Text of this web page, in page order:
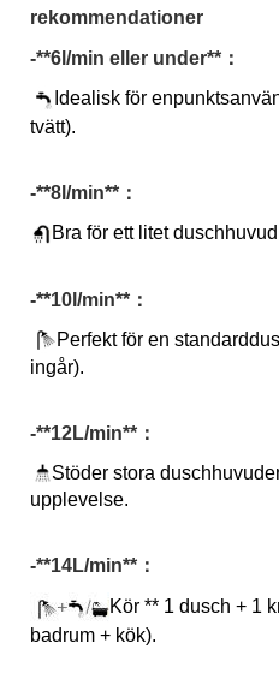
rekommendationer
-**6l/min eller under**：
Idealisk för
tvätt).
-**8l/min**：
Bra för ett litet
-**10l/min**：
Perfekt för en
ingår).
-**12L/min**：
Stöder stora
upplevelse.
-**14L/min**：
Kör ** 1 dusch + 1
badrum + kök).